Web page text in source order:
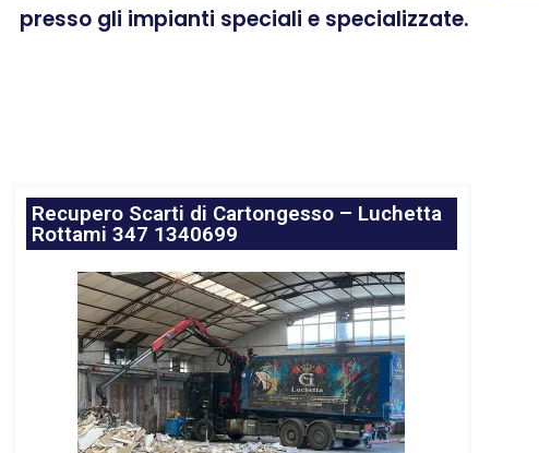
presso gli impianti speciali e specializzate.
Recupero Scarti di Cartongesso – Luchetta
Rottami 347 1340699